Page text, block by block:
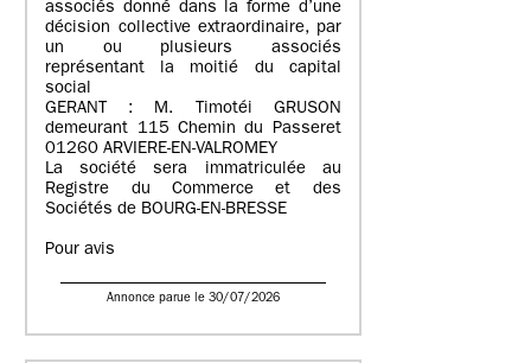
associés donné dans la forme d’une
décision collective extraordinaire, par
un ou plusieurs associés
représentant la moitié du capital
social
GERANT : M. Timotéi GRUSON
demeurant 115 Chemin du Passeret
01260 ARVIERE-EN-VALROMEY
La société sera immatriculée au
Registre du Commerce et des
Sociétés de BOURG-EN-BRESSE
Pour avis
Annonce parue le 30/07/2026